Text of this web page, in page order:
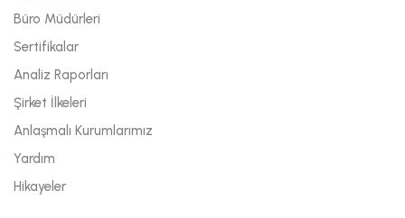
Büro Müdürleri
Sertifikalar
Analiz Raporları
Şirket İlkeleri
Anlaşmalı Kurumlarımız
Yardım
Hikayeler